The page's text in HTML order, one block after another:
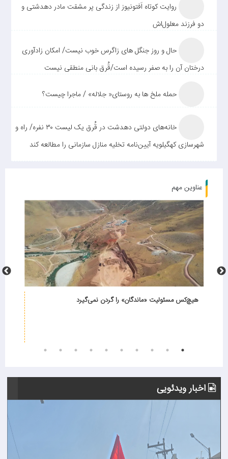
روایت کوتاه اَفتونیوز از زندگی پر مشقت مادر دهدشتی و
دو فرزند معلول‌اش
حال و روز جنگل های زاگرس خوب نیست/ امکان زادآوری
درختان آن را به صفر رسیده است/قُرق بانی منطقی نیست
حمله ملخ ها به روستای« جلاله» / ماجرا چیست؟
خانه‌های دولتی دهدشت در قُرق یک لیست ۳۰ نفره/ راه و
شهرسازی کهگیلویه آیین‌نامه تخلیه منازل سازمانی را مطالعه کند
عناوین مهم
هیچ‌کس مسئولیت «ماندگان» را گردن نمی‌گیرد
اخبار ویدئویی